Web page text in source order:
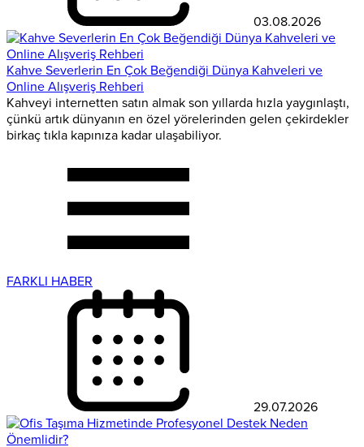
03.08.2026
Kahve Severlerin En Çok Beğendiği Dünya Kahveleri ve
Online Alışveriş Rehberi
Kahveyi internetten satın almak son yıllarda hızla yaygınlaştı,
çünkü artık dünyanın en özel yörelerinden gelen çekirdekler
birkaç tıkla kapınıza kadar ulaşabiliyor.
FARKLI HABER
29.07.2026